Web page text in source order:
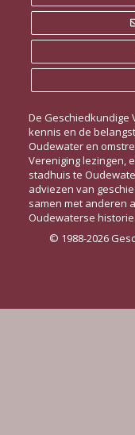
De Geschiedkundige
kennis en de
Oudewater en
Vereniging lezingen,
stadhuis te
adviezen van
samen met anderen
Oudewaterse historie.
© 1988-2026